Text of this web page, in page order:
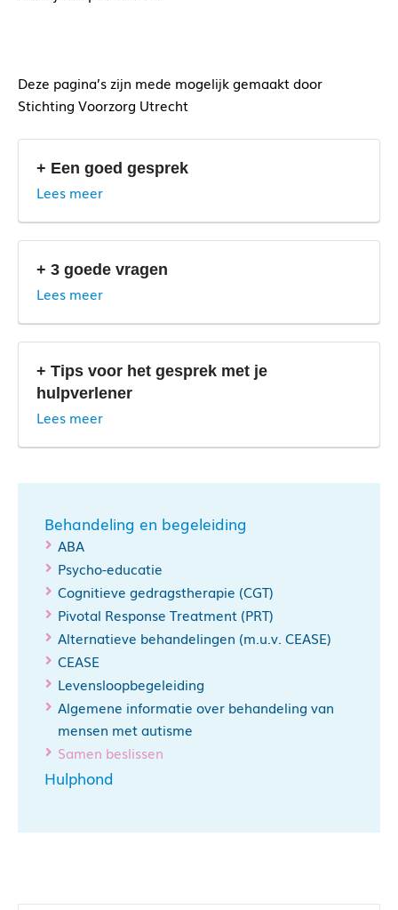
Deze pagina’s zijn mede mogelijk gemaakt door
Stichting Voorzorg Utrecht
+ Een goed gesprek
Lees meer
https://begineengoedgesprek.nl/hallo-
patient/samen-beslissen/
+ 3 goede vragen
Lees meer
+ Tips voor het gesprek met je
hulpverlener
Lees meer
Behandeling en begeleiding
ABA
Psycho-educatie
Cognitieve gedragstherapie (CGT)
Pivotal Response Treatment (PRT)
Alternatieve behandelingen (m.u.v. CEASE)
CEASE
Levensloopbegeleiding
Algemene informatie over behandeling van
mensen met autisme
Samen beslissen
Hulphond